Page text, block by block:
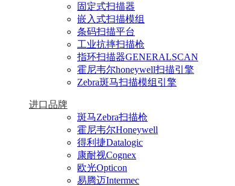
固定式扫描器
嵌入式扫描模组
条码扫描平台
工业抗摔扫描枪
指环扫描器GENERALSCAN
霍尼韦尔honeywell扫描引擎
Zebra斑马扫描模组引擎
进口品牌
斑马Zebra扫描枪
霍尼韦尔Honeywell
得利捷Datalogic
康耐视Cognex
欧光Opticon
易腾迈Intermec